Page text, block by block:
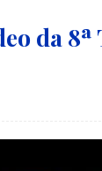
da 8ª